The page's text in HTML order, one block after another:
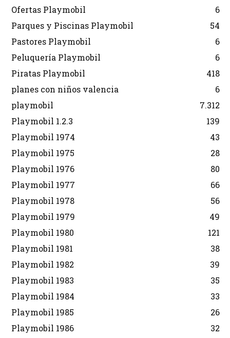
Ofertas Playmobil
6
Parques y Piscinas Playmobil
54
Pastores Playmobil
6
Peluquería Playmobil
6
Piratas Playmobil
418
planes con niños valencia
6
playmobil
7.312
Playmobil 1.2.3
139
Playmobil 1974
43
Playmobil 1975
28
Playmobil 1976
80
Playmobil 1977
66
Playmobil 1978
56
Playmobil 1979
49
Playmobil 1980
121
Playmobil 1981
38
Playmobil 1982
39
Playmobil 1983
35
Playmobil 1984
33
Playmobil 1985
26
Playmobil 1986
32